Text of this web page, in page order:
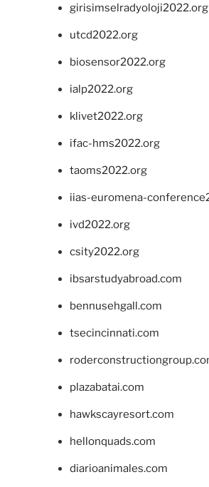
girisimselradyoloji2022.org
utcd2022.org
biosensor2022.org
ialp2022.org
klivet2022.org
ifac-hms2022.org
taoms2022.org
iias-euromena-
ivd2022.org
csity2022.org
ibsarstudyabroad.com
bennusehgall.com
tsecincinnati.com
plazabatai.com
hawkscayresort.com
hellonquads.com
diarioanimales.com